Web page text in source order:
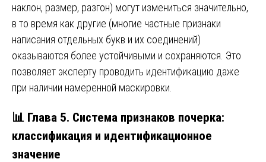
наклон, размер, разгон) могут измениться значительно,
в то время как другие (многие частные признаки
написания отдельных букв и их соединений)
оказываются более устойчивыми и сохраняются. Это
позволяет эксперту проводить идентификацию даже
при наличии намеренной маскировки.
📊 Глава 5. Система признаков почерка:
классификация и идентификационное
значение